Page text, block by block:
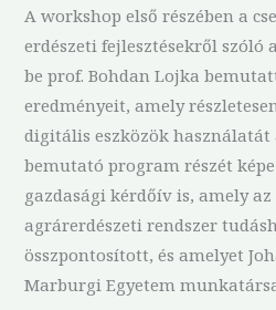
A workshop első részében a
erdészeti fejlesztésekről
be prof. Bohdan Lojka
eredményeit, amely
digitális eszközök használatát
bemutató program részét
gazdasági kérdőív is, amely
agrárerdészeti rendszer
összpontosított, és amelyet
Marburgi Egyetem